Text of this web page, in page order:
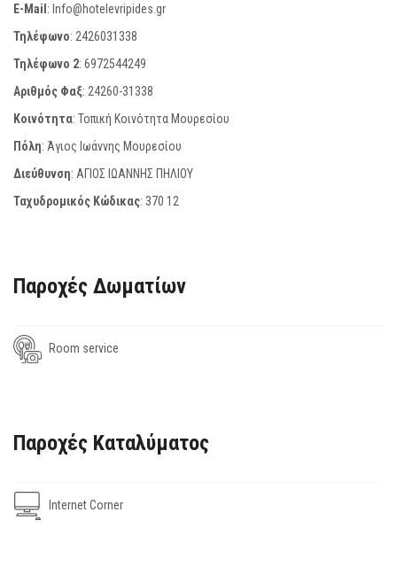
E-Mail: Info@hotelevripides.gr
Τηλέφωνο: 2426031338
Τηλέφωνο 2: 6972544249
Αριθμός Φαξ: 24260-31338
Κοινότητα: Τοπική Κοινότητα Μουρεσίου
Πόλη: Άγιος Ιωάννης Μουρεσίου
Διεύθυνση: ΑΓΙΟΣ ΙΩΑΝΝΗΣ ΠΗΛΙΟΥ
Ταχυδρομικός Κώδικας: 370 12
Παροχές Δωματίων
Room service
Παροχές Καταλύματος
Internet Corner